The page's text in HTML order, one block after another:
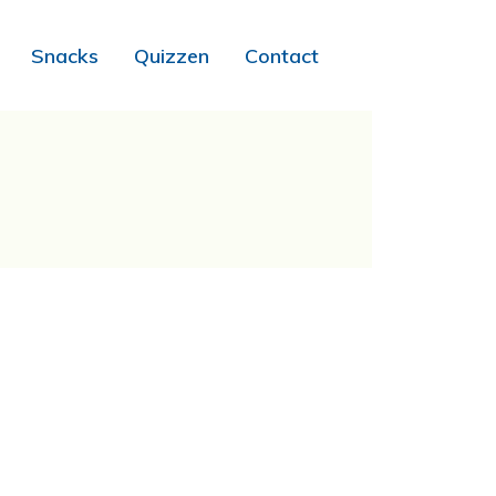
Snacks Quizzen Contact